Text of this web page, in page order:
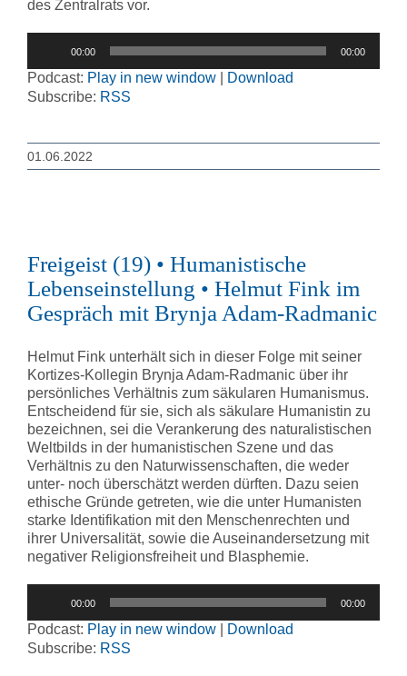
des Zentralrats vor.
00:00 00:00
Podcast: Play in new window
Download
Subscribe: RSS
01.06.2022
Freigeist (19) • Humanistische
Lebenseinstellung • Helmut Fink im
Gespräch mit Brynja Adam-Radmanic
Helmut Fink unterhält sich in dieser Folge mit seiner
Kortizes-Kollegin Brynja Adam-Radmanic über ihr
persönliches Verhältnis zum säkularen Humanismus.
Entscheidend für sie, sich als säkulare Humanistin zu
bezeichnen, sei die Verankerung des naturalistischen
Weltbilds in der humanistischen Szene und das
Verhältnis zu den Naturwissenschaften, die weder
unter- noch überschätzt werden dürften. Dazu seien
ethische Gründe getreten, wie die unter Humanisten
starke Identifikation mit den Menschenrechten und
ihrer Universalität, sowie die Auseinandersetzung mit
negativer Religionsfreiheit und Blasphemie.
00:00 00:00
Podcast: Play in new window
Download
Subscribe: RSS